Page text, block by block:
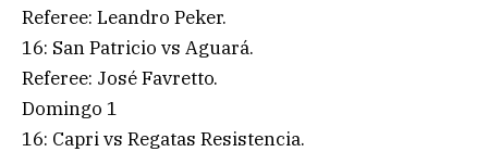
Referee: Leandro Peker.
16: San Patricio vs Aguará.
Referee: José Favretto.
Domingo 1
16: Capri vs Regatas Resistencia.